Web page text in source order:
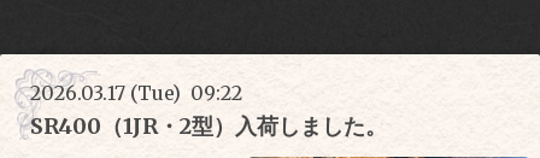
2026.03.17 (Tue) 09:22
SR400（1JR・2型）入荷しました。